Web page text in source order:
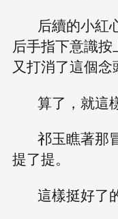
后續的小紅
后手指下意識
又打消了這個念
算了，就這
祁玉瞧著那
提了提。
這樣挺好了